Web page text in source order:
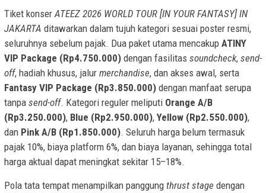
Tiket konser ATEEZ 2026 WORLD TOUR [IN YOUR FANTASY] IN
JAKARTA ditawarkan dalam tujuh kategori sesuai poster resmi,
seluruhnya sebelum pajak. Dua paket utama mencakup ATINY
VIP Package (Rp4.750.000) dengan fasilitas soundcheck, send-
off, hadiah khusus, jalur merchandise, dan akses awal, serta
Fantasy VIP Package (Rp3.850.000) dengan manfaat serupa
tanpa send-off. Kategori reguler meliputi Orange A/B
(Rp3.250.000), Blue (Rp2.950.000), Yellow (Rp2.550.000),
dan Pink A/B (Rp1.850.000). Seluruh harga belum termasuk
pajak 10%, biaya platform 6%, dan biaya layanan, sehingga total
harga aktual dapat meningkat sekitar 15–18%.
Pola tata tempat menampilkan panggung thrust stage dengan